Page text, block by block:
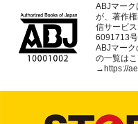
ABJマー
が、著作
信サービ
6091713号
ABJマー
の一覧は
→https://